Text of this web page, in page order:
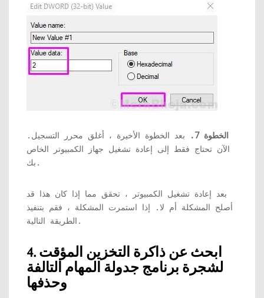
الخطوة 7.
بعد الخطوة الأخيرة ، أغلق محرر التسجيل.
الآن تحتاج فقط إلى إعادة تشغيل جهاز الكمبيوتر الخاص
بك.
بعد إعادة تشغيل الكمبيوتر ، تحقق مما إذا كان هذا قد
أصلح المشكلة أم لا. إذا استمرت المشكلة ، فقم بتنفيذ
الطريقة التالية.
4. ابحث عن ذاكرة التخزين المؤقت
لشجرة برنامج جدولة المهام التالفة
وحذفها